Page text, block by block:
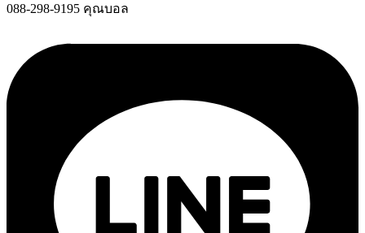
088-298-9195 คุณบอล